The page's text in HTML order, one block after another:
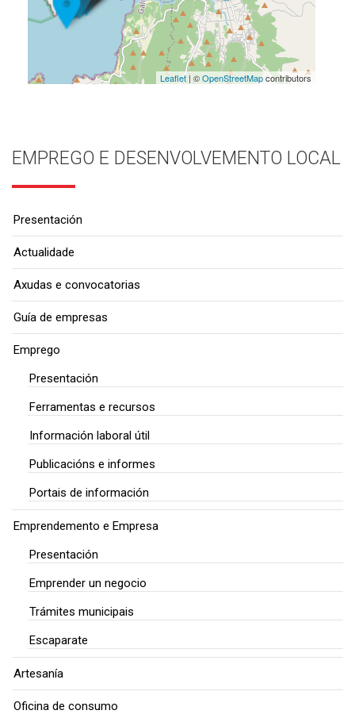
Leaflet| ©OpenStreetMapcontributors
EMPREGO E DESENVOLVEMENTO LOCAL
Presentación
Actualidade
Axudas e convocatorias
Guía de empresas
Emprego
Presentación
Ferramentas e recursos
Información laboral útil
Publicacións e informes
Portais de información
Emprendemento e Empresa
Presentación
Emprender un negocio
Trámites municipais
Escaparate
Artesanía
Oficina de consumo